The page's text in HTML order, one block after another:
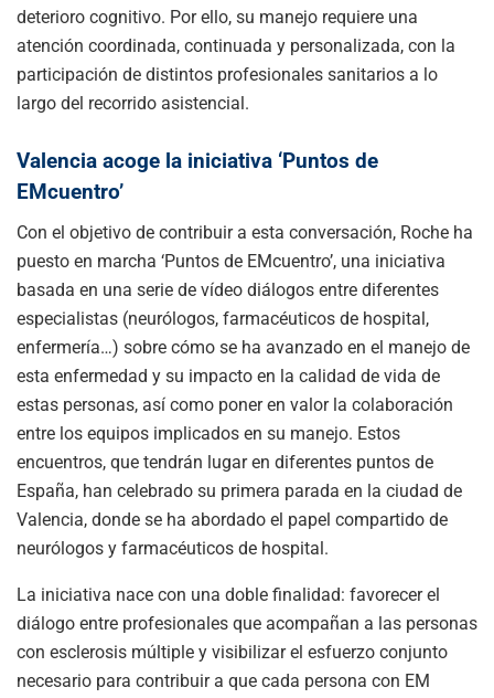
deterioro cognitivo. Por ello, su manejo requiere una
atención coordinada, continuada y personalizada, con la
participación de distintos profesionales sanitarios a lo
largo del recorrido asistencial.
Valencia acoge la iniciativa ‘Puntos de
EMcuentro’
Con el objetivo de contribuir a esta conversación, Roche ha
puesto en marcha ‘Puntos de EMcuentro’, una iniciativa
basada en una serie de vídeo diálogos entre diferentes
especialistas (neurólogos, farmacéuticos de hospital,
enfermería…) sobre cómo se ha avanzado en el manejo de
esta enfermedad y su impacto en la calidad de vida de
estas personas, así como poner en valor la colaboración
entre los equipos implicados en su manejo. Estos
encuentros, que tendrán lugar en diferentes puntos de
España, han celebrado su primera parada en la ciudad de
Valencia, donde se ha abordado el papel compartido de
neurólogos y farmacéuticos de hospital.
La iniciativa nace con una doble finalidad: favorecer el
diálogo entre profesionales que acompañan a las personas
con esclerosis múltiple y visibilizar el esfuerzo conjunto
necesario para contribuir a que cada persona con EM